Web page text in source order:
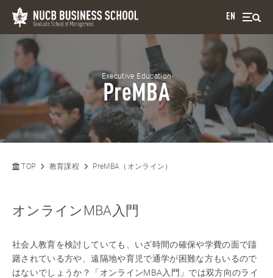
EN
Executive Education
PreMBA
TOP 教育課程 PreMBA（オンライン）
オンラインMBA入門
社会人教育を検討していても、いざ時間の確保や学費の面で躊
躇されている方や、遠隔地や育児で通学が困難な方もいるので
はないでしょうか？「オンラインMBA入門」では双方向のライ